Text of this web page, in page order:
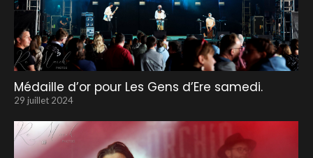
Médaille d’or pour Les Gens d’Ere samedi.
29 juillet 2024